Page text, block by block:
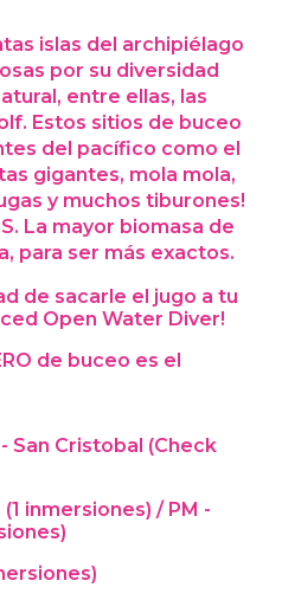
islas del archipiélago
por su diversidad
entre ellas, las
Estos sitios de buceo
del pacífico como el
gigantes, mola mola,
y muchos tiburones!
La mayor biomasa de
para ser más exactos.
de sacarle el jugo a tu
Open Water Diver!
de buceo es el
San Cristobal (Check
inmersiones) / PM -